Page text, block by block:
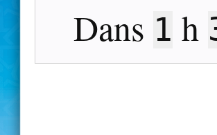
Dans 1 h